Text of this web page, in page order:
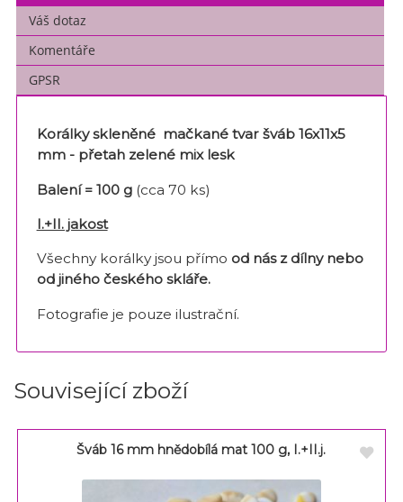
Váš dotaz
Komentáře
GPSR
Korálky skleněné mačkané tvar šváb 16x11x5
mm - přetah zelené mix lesk
Balení = 100 g (cca 70 ks)
I.+II. jakost
Všechny korálky jsou přímo od nás z dílny nebo
od jiného českého skláře.
Fotografie je pouze ilustrační.
Související zboží
Šváb 16 mm hnědobílá mat 100 g, I.+II.j.